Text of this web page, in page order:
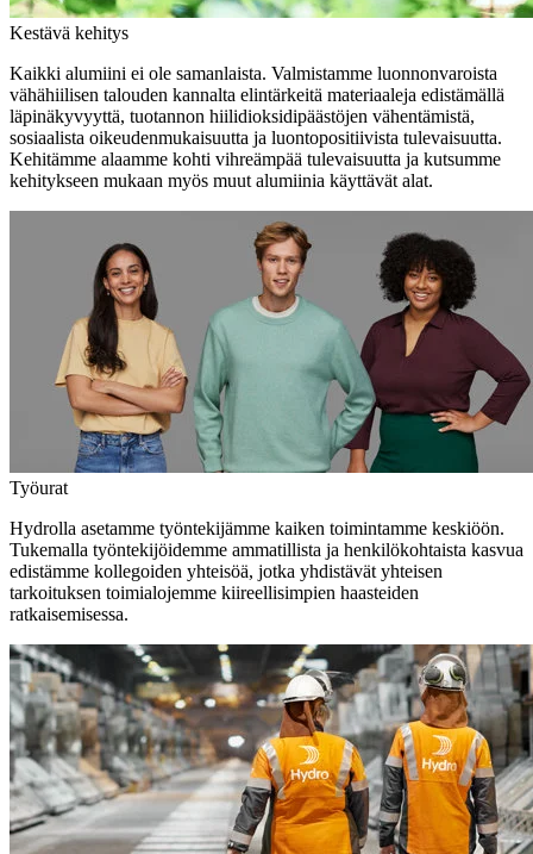
Kestävä kehitys
Kaikki alumiini ei ole samanlaista. Valmistamme luonnonvaroista
vähähiilisen talouden kannalta elintärkeitä materiaaleja edistämällä
läpinäkyvyyttä, tuotannon hiilidioksidipäästöjen vähentämistä,
sosiaalista oikeudenmukaisuutta ja luontopositiivista tulevaisuutta.
Kehitämme alaamme kohti vihreämpää tulevaisuutta ja kutsumme
kehitykseen mukaan myös muut alumiinia käyttävät alat.
Työurat
Hydrolla asetamme työntekijämme kaiken toimintamme keskiöön.
Tukemalla työntekijöidemme ammatillista ja henkilökohtaista kasvua
edistämme kollegoiden yhteisöä, jotka yhdistävät yhteisen
tarkoituksen toimialojemme kiireellisimpien haasteiden
ratkaisemisessa.